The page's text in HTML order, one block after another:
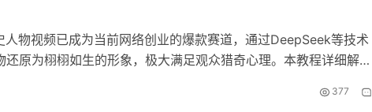
人物视频已成为当前网络创业的爆款赛道，通过DeepSeek等技术
还原为栩栩如生的形象，极大满足观众猎奇心理。本教程详细解析
粉丝增长，播放量轻松破万，是当下最具潜力的短视频创业方向。
377